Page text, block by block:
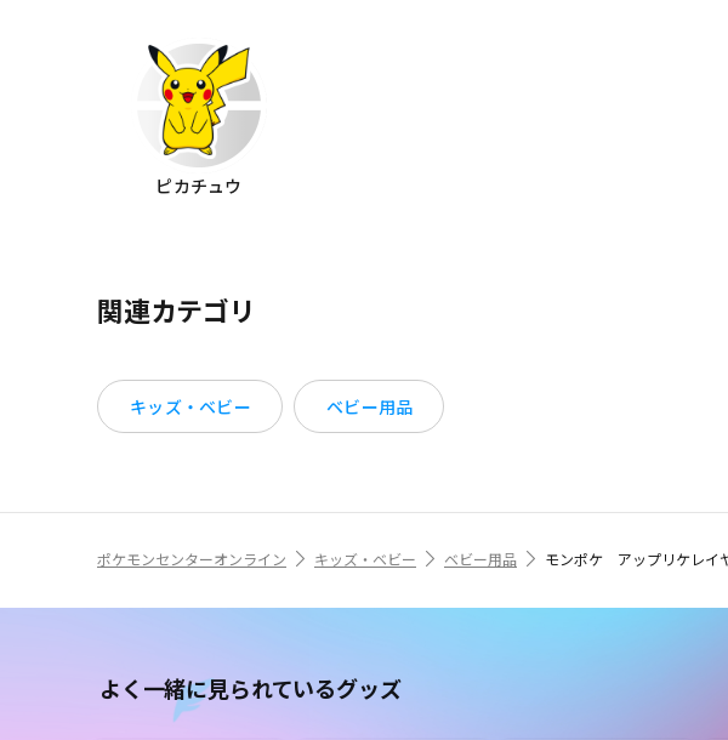
ピカチュウ
関連カテゴリ
キッズ・ベビー ベビー用品
ポケモンセンターオンライン キッズ・ベビー ベビー用品 モンポケ アップリケレイ
よく一緒に見られているグッズ